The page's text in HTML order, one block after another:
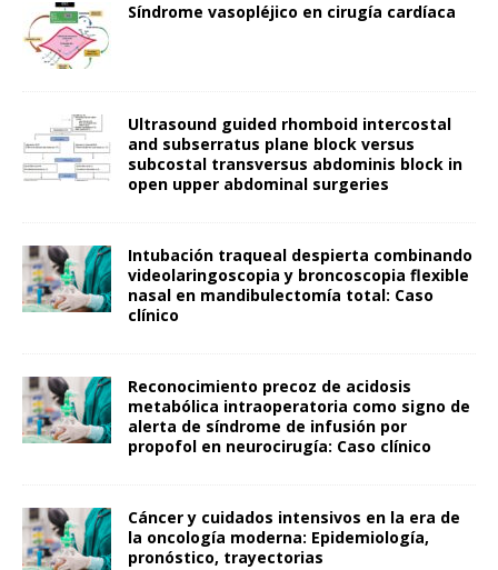
Síndrome vasopléjico en cirugía cardíaca
Ultrasound guided rhomboid intercostal
and subserratus plane block versus
subcostal transversus abdominis block in
open upper abdominal surgeries
Intubación traqueal despierta combinando
videolaringoscopia y broncoscopia flexible
nasal en mandibulectomía total: Caso
clínico
Reconocimiento precoz de acidosis
metabólica intraoperatoria como signo de
alerta de síndrome de infusión por
propofol en neurocirugía: Caso clínico
Cáncer y cuidados intensivos en la era de
la oncología moderna: Epidemiología,
pronóstico, trayectorias